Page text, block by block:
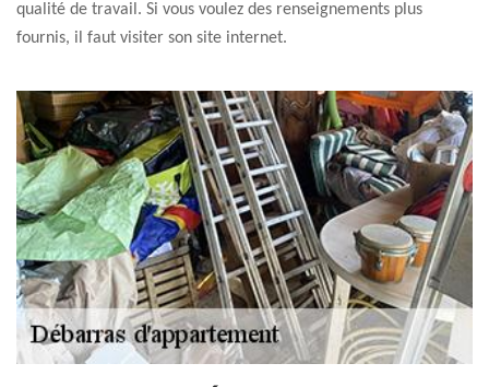
qualité de travail. Si vous voulez des renseignements plus
fournis, il faut visiter son site internet.